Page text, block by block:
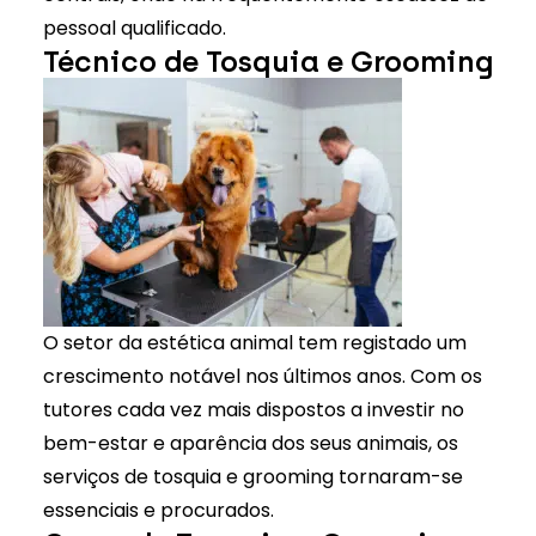
pessoal qualificado.
Técnico de Tosquia e Grooming
O setor da estética animal tem registado um
crescimento notável nos últimos anos. Com os
tutores cada vez mais dispostos a investir no
bem-estar e aparência dos seus animais, os
serviços de tosquia e groomingtornaram-se
essenciais e procurados.